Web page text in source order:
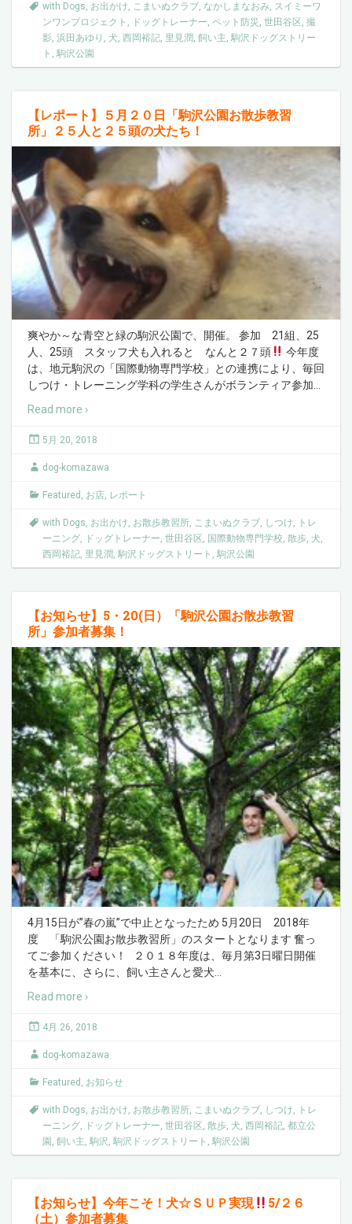
with Dogs, お出かけ, こまいぬクラブ, なかしまなおみ, スイミーワ
ンワンプロジェクト , ドッグトレーナー, ペット防災 , 世田谷区, 撮
影, 浜田あゆり , 犬, 西岡裕記, 里見潤, 飼い主, 駒沢ドッグストリー
ト , 駒沢公園
【レポート】５月２０日「駒沢公園お散歩教習
所」２５人と２５頭の犬たち！
爽やか～な青空と緑の駒沢公園で、開催。 参加 21組、25
人、25頭 スタッフ犬も入れると なんと２７頭
今年度
は、地元駒沢の「国際動物専門学校」との連携により、毎回
しつけ・トレーニング学科の学生さんがボランティア参加
Read more ›
5月 20, 2018
dog-komazawa
Featured , お店, レポート
with Dogs, お出かけ, お散歩教習所, こまいぬクラブ, しつけ, トレ
ーニング, ドッグトレーナー, 世田谷区, 国際動物専門学校, 散歩, 犬,
西岡裕記, 里見潤, 駒沢ドッグストリート , 駒沢公園
【お知らせ】5・20(日）「駒沢公園お散歩教習
所」参加者募集！
4月15日が”春の嵐”で中止となったため 5月20日 2018年
度 「駒沢公園お散歩教習所」のスタートとなります 奮っ
てご参加ください！ ２０１８年度は、毎月第3日曜日開催
を基本に、さらに、飼い主さんと愛犬
Read more ›
4月 26, 2018
dog-komazawa
Featured , お知らせ
with Dogs, お出かけ, お散歩教習所, こまいぬクラブ, しつけ, トレ
ーニング, ドッグトレーナー, 世田谷区, 散歩, 犬, 西岡裕記, 都立公
園 , 飼い主, 駒沢 , 駒沢ドッグストリート , 駒沢公園
【お知らせ】今年こそ！犬☆ＳＵＰ実現
5/２６
（土）参加者募集